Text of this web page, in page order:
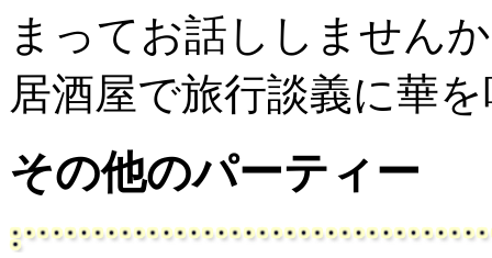
まってお話ししません
居酒屋で旅行談義に華
その他のパーティー